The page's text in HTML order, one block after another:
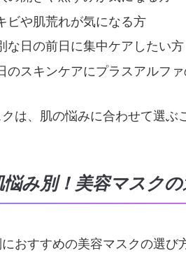
ビや肌荒れが気になる方
な日の前日に集中ケアしたい方
のスキンケアにプラスアルフ
は、肌の悩みに合わせて選ぶ
悩み別！美容マスク
おすすめの美容マスクの選び